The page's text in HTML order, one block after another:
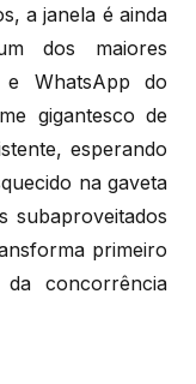
a janela é ainda
dos maiores
e WhatsApp do
gigantesco de
esperando
na gaveta
subaproveitados
primeiro
concorrência